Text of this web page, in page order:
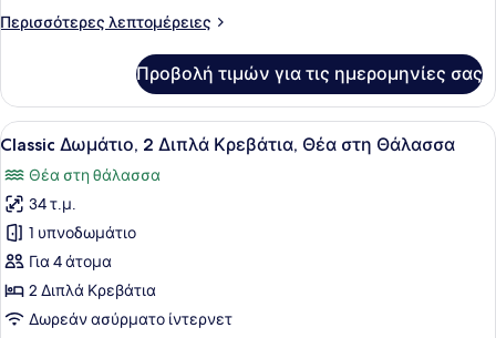
Περισσότερες λεπτομέρειες
Περισσότερες
Δωμάτιο
Προβολή τιμών για τις ημερομηνίες σας
Προβολή
όλων
των
φωτογραφιών
για
Classic
Δωμάτιο,
2
Ένα δωμάτιο ξενοδοχείου με δύο
4
Classic Δωμάτιο, 2 Διπλά Κρεβάτια, Θέα στη Θάλασσα
Θέα στη θάλασσα
34 τ.μ.
1 υπνοδωμάτιο
Για 4 άτομα
2 Διπλά Κρεβάτια
Δωρεάν ασύρματο ίντερνετ